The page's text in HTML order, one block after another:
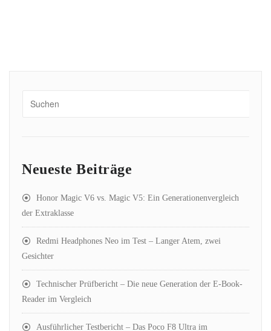
Neueste Beiträge
Honor Magic V6 vs. Magic V5: Ein Generationenvergleich
der Extraklasse
Redmi Headphones Neo im Test – Langer Atem, zwei
Gesichter
Technischer Prüfbericht – Die neue Generation der E-Book-
Reader im Vergleich
Ausführlicher Testbericht – Das Poco F8 Ultra im